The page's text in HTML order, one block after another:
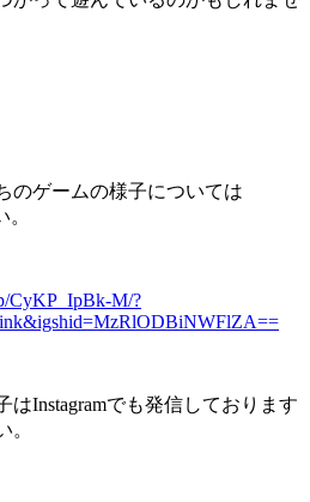
のゲームの様子については
CyKP_IpBk-M/?
はInstagramでも発信しております
。